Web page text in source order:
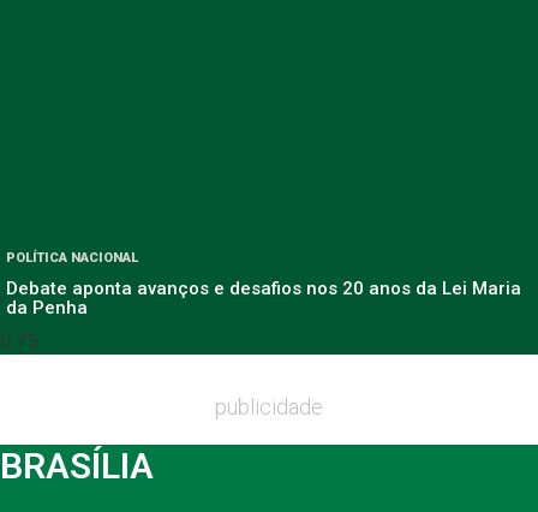
POLÍTICA NACIONAL
Debate aponta avanços e desafios nos 20 anos da Lei Maria
da Penha
publicidade
BRASÍLIA